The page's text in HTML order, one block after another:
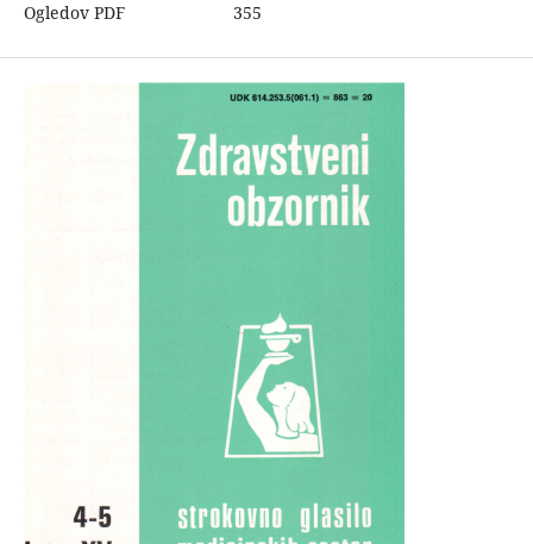
Ogledov PDF 355